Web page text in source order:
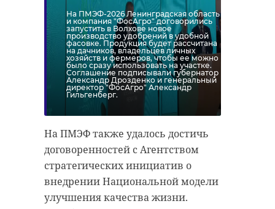
На ПМЭФ-2026 Ленинградская область
и компания "ФосАгро" договорились
запустить в Волхове новое
производство удобрений в удобной
фасовке. Продукция будет рассчитана
на дачников, владельцев личных
хозяйств и фермеров, чтобы ее можно
было сразу использовать на участке.
Соглашение подписывали губернатор
Александр Дрозденко и генеральный
директор "ФосАгро" Александр
Гильгенберг.
На ПМЭФ также удалось достичь
договоренностей с Агентством
стратегических инициатив о
внедрении Национальной модели
улучшения качества жизни.